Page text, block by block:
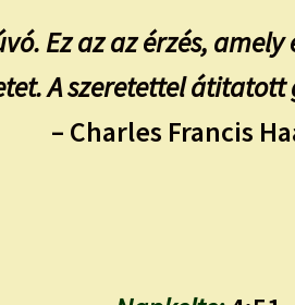
Ez az az érzés,
A szeretettel
– Charles Francis